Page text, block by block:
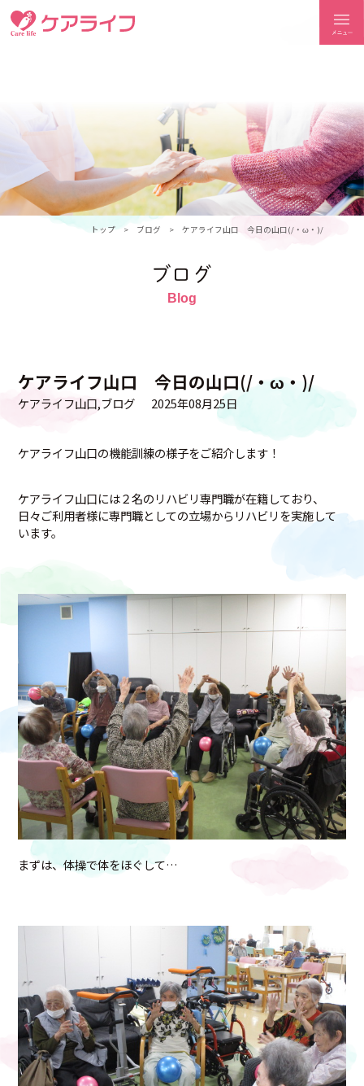
トップ ブログ ケアライフ山口 今日の山口(/・ω・)/
ブログ
ケアライフ山口 今日の山口(/・ω・)/
ケアライフ山口 ブログ 2025年08月25日
ケアライフ山口の機能訓練の様子をご紹介します！
ケアライフ山口には２名のリハビリ専門職が在籍しており、
日々ご利用者様に専門職としての立場からリハビリを実施して
います。
まずは、体操で体をほぐして…